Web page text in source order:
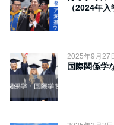
（2024年入
2025年9月27
国際関係学